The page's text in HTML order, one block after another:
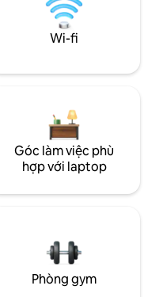
Wi-fi
Góc làm việc phù
hợp với laptop
Phòng gym